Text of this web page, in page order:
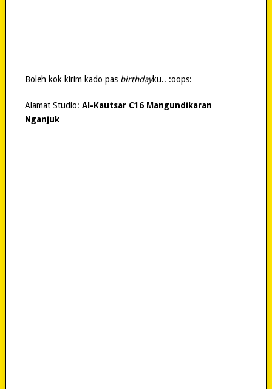
Boleh kok kirim kado pas birthdayku.. :oops:
Alamat Studio: Al-Kautsar C16 Mangundikaran
Nganjuk